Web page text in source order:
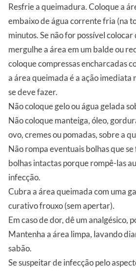
Resfrie a queimadura. Coloque a
embaixo de água corrente fria (na
minutos. Se não for possível
mergulhe a área em um balde ou
coloque compressas encharcadas
a área queimada é a ação imediata
se deve fazer.
Não coloque gelo ou água gelada
Não coloque manteiga, óleo,
ovo, cremes ou pomadas, sobre a
Não rompa eventuais bolhas que
bolhas intactas porque rompê-las
infecção.
Cubra a área queimada com uma
curativo frouxo (sem apertar).
Em caso de dor, dê um analgésico,
Mantenha a área limpa, lavando
sabão.
Se suspeitar de infecção pelo